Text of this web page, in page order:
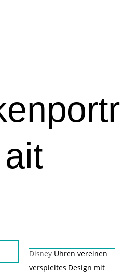
ait
Disney Uhren vereinen
verspieltes Design mit